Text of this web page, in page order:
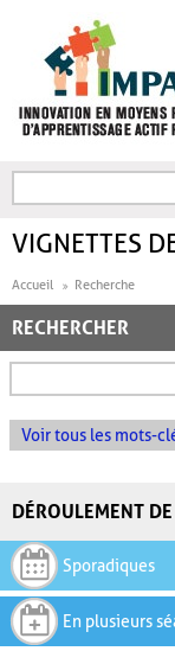
FORMULAIRE DE
VIGNETTES
Accueil Recherche
RECHERCHER
Voir tous les mots-
DÉROULEMENT
Sporadiques
En plusieurs